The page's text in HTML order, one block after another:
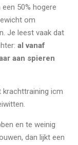
50% hogere
om
Je leest vaak dat
al vanaf
aan spieren
icm
en te weinig
dan lijkt een